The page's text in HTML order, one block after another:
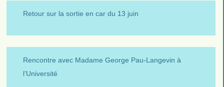
Retour sur la sortie en car du 13 juin
Rencontre avec Madame George Pau-Langevin à
l’Université